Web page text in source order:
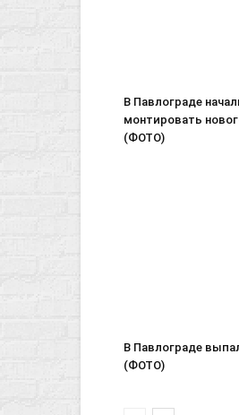
В Павлограде
монтировать
(ФОТО)
В Павлограде
(ФОТО)